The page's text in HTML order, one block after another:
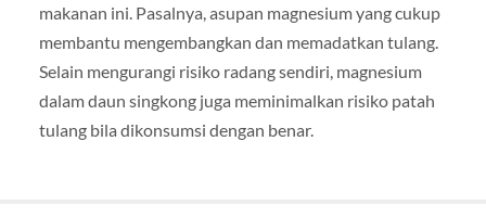
makanan ini. Pasalnya, asupan magnesium yang cukup
membantu mengembangkan dan memadatkan tulang.
Selain mengurangi risiko radang sendiri, magnesium
dalam daun singkong juga meminimalkan risiko patah
tulang bila dikonsumsi dengan benar.